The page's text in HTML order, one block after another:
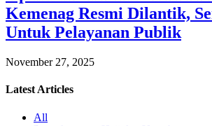
Kemenag Resmi Dilantik,
Untuk Pelayanan Publik
November 27, 2025
Latest Articles
All